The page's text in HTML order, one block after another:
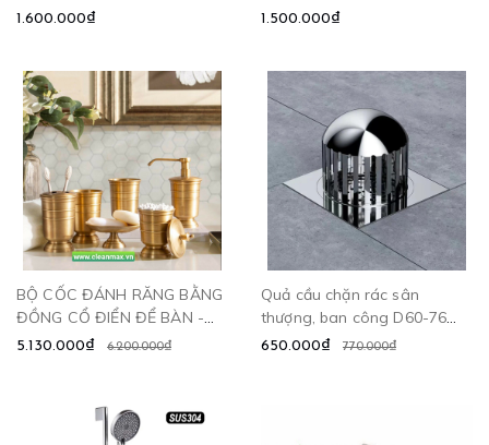
1.600.000₫ 1.500.000₫
BỘ CỐC ĐÁNH RĂNG BẰNG
ĐỒNG CỔ ĐIỂN ĐỂ BÀN -
D1000
5.130.000₫ 6.200.000₫
Quả cầu chặn rác sân
thượng, ban công D60-76
CLEANMAX
650.000₫ 770.000₫